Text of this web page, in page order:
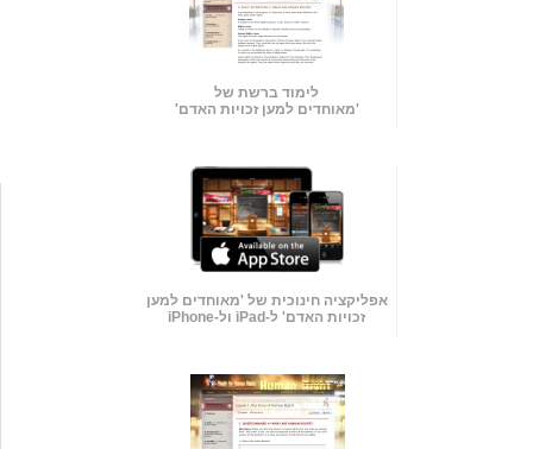
לימוד ברשת של
'מאוחדים למען זכויות האדם'
אפליקציה חינוכית של 'מאוחדים למען
זכויות האדם' ל-iPad ול-iPhone